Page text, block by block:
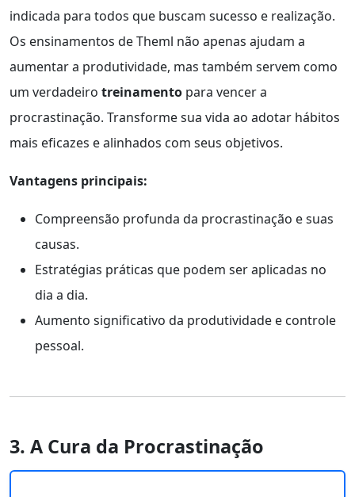
indicada para todos que buscam sucesso e realização.
Os ensinamentos de Theml não apenas ajudam a
aumentar a produtividade, mas também servem como
um verdadeiro treinamento para vencer a
procrastinação. Transforme sua vida ao adotar hábitos
mais eficazes e alinhados com seus objetivos.
Vantagens principais:
Compreensão profunda da procrastinação e suas
causas.
Estratégias práticas que podem ser aplicadas no
dia a dia.
Aumento significativo da produtividade e controle
pessoal.
3. A Cura da Procrastinação